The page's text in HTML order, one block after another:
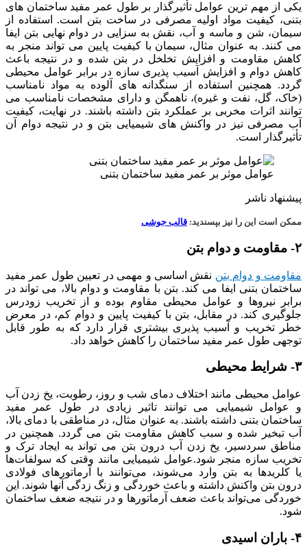
یکی از مهم ترین عوامل تأثیرگذار بر طول عمر مفید ساختمان های
بتنی، کیفیت مواد اولیه مصرفی در ساخت بتن است. استفاده از
سیمان، شن و ماسه و آب، نقش به سزایی در دوام نهایی بتن ایفا
می کنند. به عنوان مثال، سیمان با کیفیت پایین می تواند منجر به
کاهش مقاومت و افزایش تخلخل در بتن شده و در نتیجه باعث
کاهش دوام و افزایش آسیب پذیری سازه در برابر عوامل محیطی
گردد. همچنین استفاده از سنگدانه های آلوده به مواد نامناسب
(خاک، گل، نفت و غیره)، ناهمگن و دارای مشخصات نامناسب می
توانند اثرات مخربی بر عملکرد بتن داشته باشند. در نهایت، کیفیت
آب مصرفی نیز در واکنش های شیمیایی بتن و در نتیجه دوام آن
تأثیرگذار است.
عوامل موثر بر عمر مفید ساختمان بتنی
پیشنهاد ناشر
ممکن است این را نیز بپسندید: قالب جوشی
۲- مقاومت و دوام بتن
مقاومت و دوام بتن نقش اساسی و مهمی در تعیین طول عمر مفید
ساختمان بتنی ایفا می کند. بتن با مقاومت و دوام بالا، می تواند در
برابر نیروها و عوامل محیطی مقاوم بوده و از تخریب زودرس
جلوگیری کند. در مقابل، بتن با کیفیت پایین و دوام کم، در معرض
خطر تخریب و آسیب پذیری بیشتری قرار دارد که به طور قابل
توجهی طول عمر مفید ساختمان را کاهش خواهد داد.
۳- شرایط محیطی
عوامل محیطی مانند اختلاف دمای شب و روز، رطوبت، یخ زدن آب
و عوامل شیمیایی می توانند تاثیر زیادی در طول عمر مفید
ساختمان بتنی داشته باشند. به عنوان مثال، در مناطقی با دمای بالا،
آب تبخیر شده و سبب کاهش مقاومت بتن می گردد. همچنین در
مناطق سردسیر، یخ زدن آب درون بتن می تواند به ایجاد ترک و
تخریب سازه منجر شود.عوامل شیمیایی مانند وقتی که سولفات‌ها
یا کلرید‌ها به بتن وارد می‌شوند، می‌توانند با آرماتورهای فولادی
درون بتن واکنش داشته و باعث خوردگی و زنگ زدگی آنها شوند. این
خوردگی می‌تواند باعث ضعف آرماتورها و در نتیجه ضعف ساختمان
شود.
۴- باران اسیدی